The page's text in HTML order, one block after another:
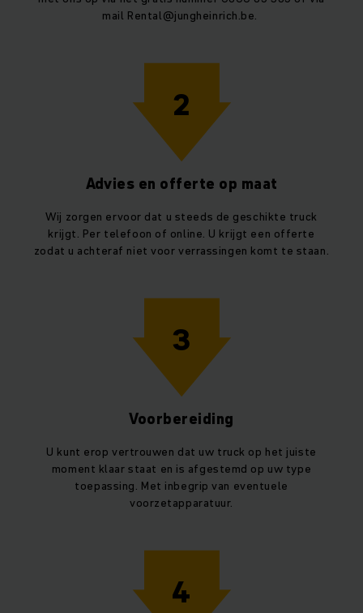
mail Rental@jungheinrich.be.
2
Advies en offerte op maat
Wij zorgen ervoor dat u steeds de geschikte truck
krijgt. Per telefoon of online. U krijgt een offerte
zodat u achteraf niet voor verrassingen komt te staan.
3
Voorbereiding
U kunt erop vertrouwen dat uw truck op het juiste
moment klaar staat en is afgestemd op uw type
toepassing. Met inbegrip van eventuele
voorzetapparatuur.
4